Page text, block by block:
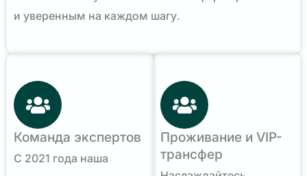
и уверенным на каждом шагу.
Команда экспертов
С 2021 года наша
Проживание и VIP-
трансфер